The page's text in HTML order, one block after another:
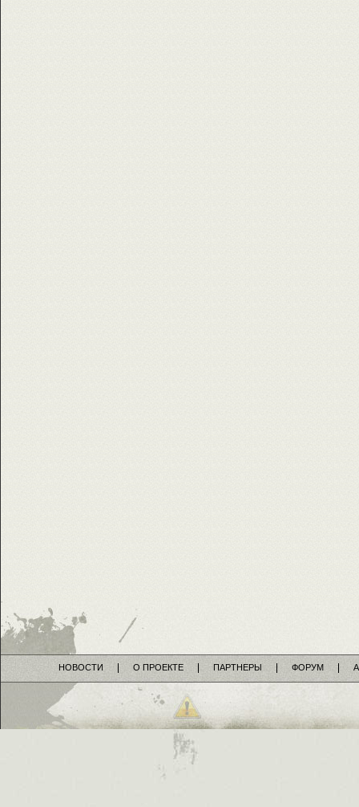
НОВОСТИ О ПРОЕКТЕ ПАРТНЕРЫ ФОРУМ